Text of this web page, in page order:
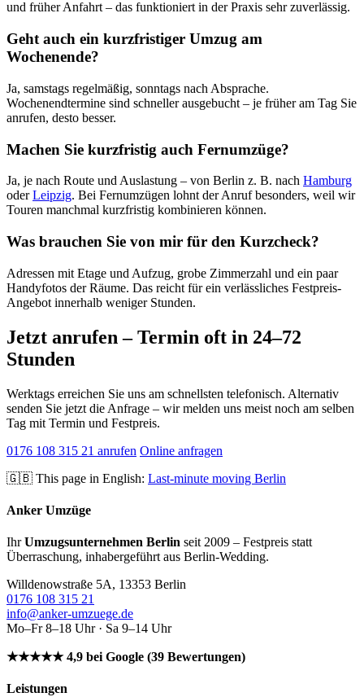
und früher Anfahrt – das funktioniert in der Praxis sehr zuverlässig.
Geht auch ein kurzfristiger Umzug am
Wochenende?
Ja, samstags regelmäßig, sonntags nach Absprache.
Wochenendtermine sind schneller ausgebucht – je früher am Tag Sie
anrufen, desto besser.
Machen Sie kurzfristig auch Fernumzüge?
Ja, je nach Route und Auslastung – von Berlin z. B. nach Hamburg
oderLeipzig. Bei Fernumzügen lohnt der Anruf besonders, weil wir
Touren manchmal kurzfristig kombinieren können.
Was brauchen Sie von mir für den Kurzcheck?
Adressen mit Etage und Aufzug, grobe Zimmerzahl und ein paar
Handyfotos der Räume. Das reicht für ein verlässliches Festpreis-
Angebot innerhalb weniger Stunden.
Jetzt anrufen – Termin oft in 24–72
Stunden
Werktags erreichen Sie uns am schnellsten telefonisch. Alternativ
senden Sie jetzt die Anfrage – wir melden uns meist noch am selben
Tag mit Termin und Festpreis.
0176 108 315 21 anrufen Online anfragen
🇬🇧 This page in English: Last-minute moving Berlin
Anker Umzüge
IhrUmzugsunternehmen Berlin seit 2009 – Festpreis statt
Überraschung, inhabergeführt aus Berlin-Wedding.
Willdenowstraße 5A, 13353 Berlin
0176 108 315 21
info@anker-umzuege.de
Mo–Fr 8–18 Uhr · Sa 9–14 Uhr
★★★★★ 4,9 bei Google (39 Bewertungen)
Leistungen